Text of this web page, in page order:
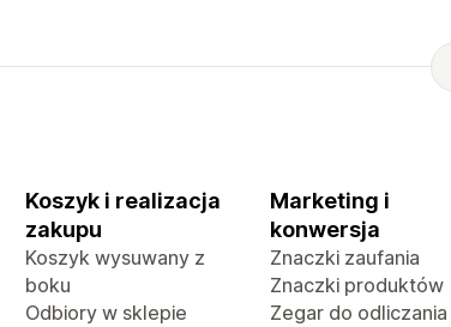
Koszyk i realizacja
zakupu
Koszyk wysuwany z
boku
Odbiory w sklepie
Marketing i
konwersja
Znaczki zaufania
Znaczki produktów
Zegar do odliczania